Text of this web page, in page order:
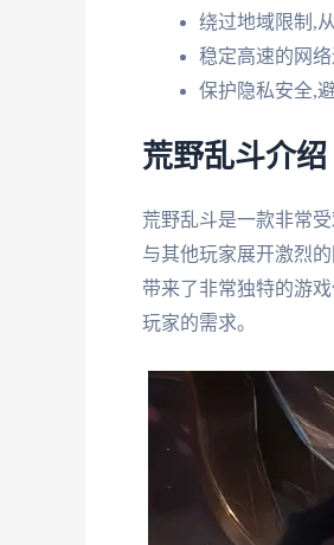
绕过地域限制,
稳定高速的网
保护隐私安全,
荒野乱斗介绍
荒野乱斗是一款非常
与其他玩家展开激烈
带来了非常独特的游
玩家的需求。